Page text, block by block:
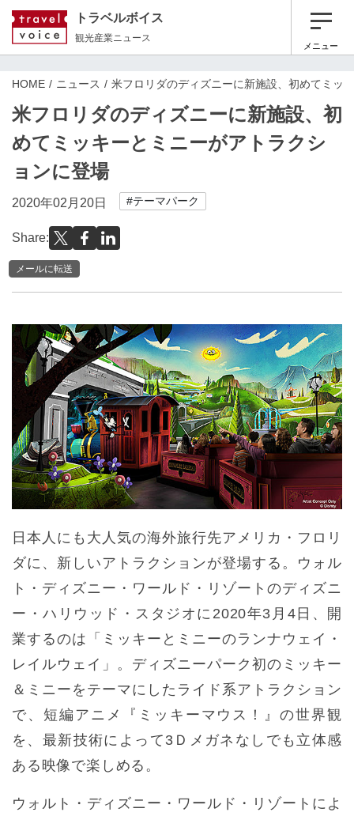
トラベルボイス
観光産業ニュース
メニュー
HOME ニュース 米フロリダのディズニーに新施設、初めてミッ
米フロリダのディズニーに新施設、初
めてミッキーとミニーがアトラクシ
ョンに登場
2020年02月20日 #テーマパーク
Share:
メールに転送
日本人にも大人気の海外旅行先アメリカ・フロリ
ダに、新しいアトラクションが登場する。ウォル
ト・ディズニー・ワールド・リゾートのディズニ
ー・ハリウッド・スタジオに2020年3月4日、開
業するのは「ミッキーとミニーのランナウェイ・
レイルウェイ」。ディズニーパーク初のミッキー
＆ミニーをテーマにしたライド系アトラクション
で、短編アニメ『ミッキーマウス！』の世界観
を、最新技術によって3Ｄメガネなしでも立体感
ある映像で楽しめる。
ウォルト・ディズニー・ワールド・リゾートによ